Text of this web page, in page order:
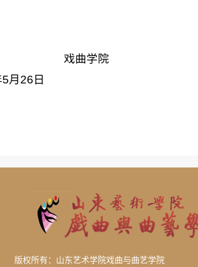
戏曲学院
5月 26 日
版权所有：山东艺术学院戏曲与曲艺学院